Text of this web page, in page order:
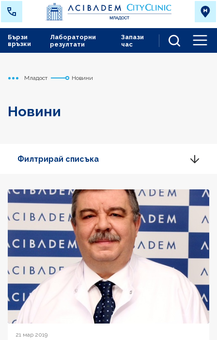
Лабораторни
резултати
Запази
час
Бързи
връзки
Начало
Младост Новини
Новини
Филтрирай списъка
21 мар 2019